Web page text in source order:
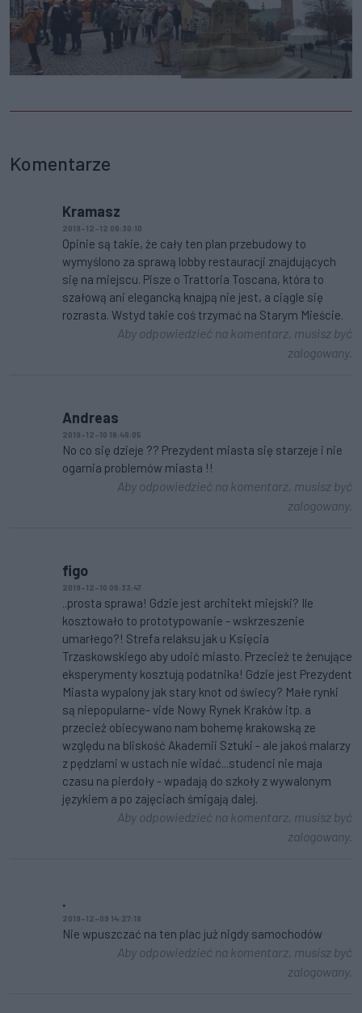
Komentarze
Kramasz
2019-12-12 06:30:10
Opinie są takie, że cały ten plan przebudowy to
wymyślono za sprawą lobby restauracji znajdujących
się na miejscu. Pisze o Trattoria Toscana, która to
szałową ani elegancką knajpą nie jest, a ciągle się
rozrasta. Wstyd takie coś trzymać na Starym Mieście.
Aby odpowiedzieć na komentarz, musisz być
zalogowany.
Andreas
2019-12-10 18:46:05
No co się dzieje ?? Prezydent miasta się starzeje i nie
ogarnia problemów miasta !!
Aby odpowiedzieć na komentarz, musisz być
zalogowany.
figo
2019-12-10 06:33:47
..prosta sprawa! Gdzie jest architekt miejski? Ile
kosztowało to prototypowanie - wskrzeszenie
umarłego?! Strefa relaksu jak u Księcia
Trzaskowskiego aby udoić miasto. Przecież te żenujące
eksperymenty kosztują podatnika! Gdzie jest Prezydent
Miasta wypalony jak stary knot od świecy? Małe rynki
są niepopularne- vide Nowy Rynek Kraków itp. a
przecież obiecywano nam bohemę krakowską ze
względu na bliskość Akademii Sztuki - ale jakoś malarzy
z pędzlami w ustach nie widać...studenci nie maja
czasu na pierdoły - wpadają do szkoły z wywalonym
językiem a po zajęciach śmigają dalej.
Aby odpowiedzieć na komentarz, musisz być
zalogowany.
.
2019-12-09 14:27:18
Nie wpuszczać na ten plac już nigdy samochodów
Aby odpowiedzieć na komentarz, musisz być
zalogowany.